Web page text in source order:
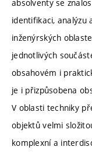
absolventy se
identifikaci, analýzu
inženýrských
jednotlivých
obsahovém i
je i přizpůsobena
V oblasti techniky
objektů velmi
komplexní a